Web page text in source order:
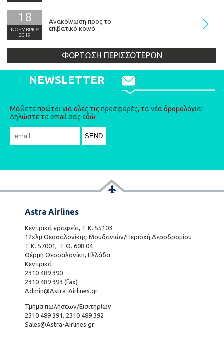
18
ΝΟΕΜΒΡΙΟΥ
2019
Ανακοίνωση προς το
επιβατικό κοινό
ΦΟΡΤΩΣΗ ΠΕΡΙΣΣΟΤΕΡΩΝ
NEWSLETTER
Μάθετε πρώτοι για όλες τις προσφορές, τα νέα δρομολόγια!
Δηλώστε το email σας εδώ:
Astra Airlines
Κεντρικά γραφεία, Τ.Κ. 55103
12χλμ Θεσσαλονίκης-Μουδανιών/Περιοχή Αεροδρομίου
Τ.Κ. 57001, Τ.Θ. 608 04
Θέρμη Θεσσαλονίκη, Ελλάδα
Κεντρικά
2310 489 390
2310 489 393 (fax)
Admin@Astra-Airlines.gr
Τμήμα πωλήσεων/Εισιτηρίων
2310 489 391, 2310 489 392
Sales@Astra-Airlines.gr